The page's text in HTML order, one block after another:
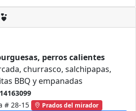
perros calientes
churrasco, salchipapas,
BBQ y empanadas
# 28-15
Prados del mirador